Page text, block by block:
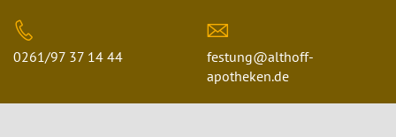
0261/97 37 14 44
festung@althoff-
apotheken.de